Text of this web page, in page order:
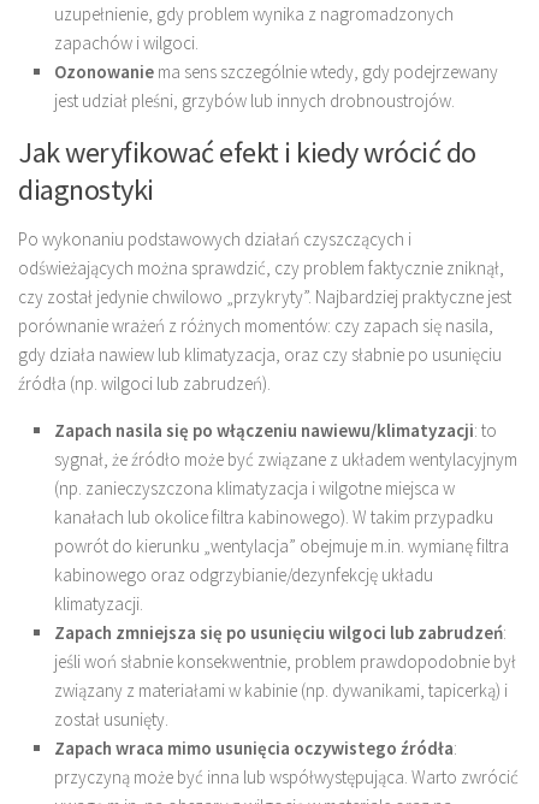
uzupełnienie, gdy problem wynika z nagromadzonych
zapachów i wilgoci.
Ozonowanie ma sens szczególnie wtedy, gdy podejrzewany
jest udział pleśni, grzybów lub innych drobnoustrojów.
Jak weryfikować efekt i kiedy wrócić do
diagnostyki
Po wykonaniu podstawowych działań czyszczących i
odświeżających można sprawdzić, czy problem faktycznie zniknął,
czy został jedynie chwilowo „przykryty”. Najbardziej praktyczne jest
porównanie wrażeń z różnych momentów: czy zapach się nasila,
gdy działa nawiew lub klimatyzacja, oraz czy słabnie po usunięciu
źródła (np. wilgoci lub zabrudzeń).
Zapach nasila się po włączeniu nawiewu/klimatyzacji: to
sygnał, że źródło może być związane z układem wentylacyjnym
(np. zanieczyszczona klimatyzacja i wilgotne miejsca w
kanałach lub okolice filtra kabinowego). W takim przypadku
powrót do kierunku „wentylacja” obejmuje m.in. wymianę filtra
kabinowego oraz odgrzybianie/dezynfekcję układu
klimatyzacji.
Zapach zmniejsza się po usunięciu wilgoci lub zabrudzeń:
jeśli woń słabnie konsekwentnie, problem prawdopodobnie był
związany z materiałami w kabinie (np. dywanikami, tapicerką) i
został usunięty.
Zapach wraca mimo usunięcia oczywistego źródła:
przyczyną może być inna lub współwystępująca. Warto zwrócić